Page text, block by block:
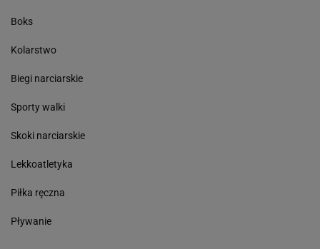
Boks
Kolarstwo
Biegi narciarskie
Sporty walki
Skoki narciarskie
Lekkoatletyka
Piłka ręczna
Pływanie